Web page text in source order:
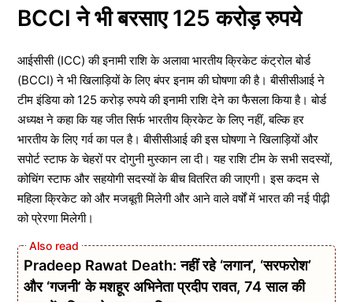
BCCI ने भी बरसाए 125 करोड़ रुपये
आईसीसी (ICC) की इनामी राशि के अलावा भारतीय क्रिकेट कंट्रोल बोर्ड
(BCCI) ने भी खिलाड़ियों के लिए बंपर इनाम की घोषणा की है। बीसीसीआई ने
टीम इंडिया को 125 करोड़ रुपये की इनामी राशि देने का फैसला किया है। बोर्ड
अध्यक्ष ने कहा कि यह जीत सिर्फ भारतीय क्रिकेट के लिए नहीं, बल्कि हर
भारतीय के लिए गर्व का पल है। बीसीसीआई की इस घोषणा ने खिलाड़ियों और
सपोर्ट स्टाफ के चेहरों पर दोगुनी मुस्कान ला दी। यह राशि टीम के सभी सदस्यों,
कोचिंग स्टाफ और सहयोगी सदस्यों के बीच वितरित की जाएगी। इस कदम से
महिला क्रिकेट को और मजबूती मिलेगी और आने वाले वर्षों में भारत की नई पीढ़ी
को प्रेरणा मिलेगी।
Pradeep Rawat Death: नहीं रहे ‘लगान’, ‘सरफरोश’
और ‘गजनी’ के मशहूर अभिनेता प्रदीप रावत, 74 साल की